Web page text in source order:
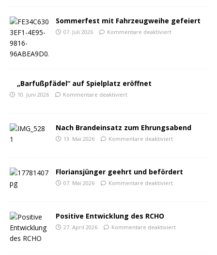
Sommerfest mit Fahrzeugweihe gefeiert
07. Juli 2026 Kommentare deaktiviert
„Barfußpfädel“ auf Spielplatz eröffnet
10. Juni 2026 Kommentare deaktiviert
Nach Brandeinsatz zum Ehrungsabend
13. Mai 2026 Kommentare deaktiviert
Floriansjünger geehrt und befördert
07. Mai 2026 Kommentare deaktiviert
Positive Entwicklung des RCHO
27. April 2026 Kommentare deaktiviert